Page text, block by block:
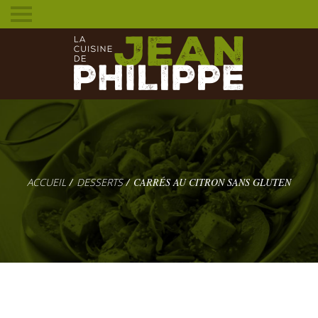
Toggle
mobile
DESSERTS CARRÉS AU CITRON SANS GLUTEN